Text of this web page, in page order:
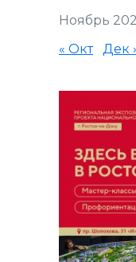
Ноябрь
« Окт Дек